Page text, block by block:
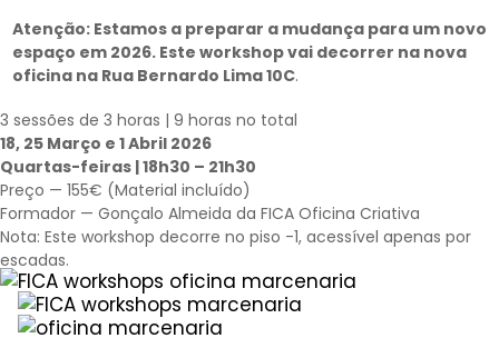
Atenção: Estamos a preparar a mudança para um novo
espaço em 2026. Este workshop vai decorrer na nova
oficina na Rua Bernardo Lima 10C.
3 sessões de 3 horas | 9 horas no total
18, 25 Março e 1 Abril 2026
Quartas-feiras | 18h30 – 21h30
Preço — 155€ (Material incluído)
Formador — Gonçalo Almeida da FICA Oficina Criativa
Nota: Este workshop decorre no piso -1, acessível apenas por
escadas.